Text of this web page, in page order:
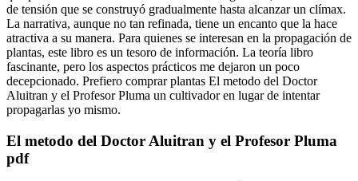
de tensión que se construyó gradualmente hasta alcanzar un clímax.
La narrativa, aunque no tan refinada, tiene un encanto que la hace
atractiva a su manera. Para quienes se interesan en la propagación de
plantas, este libro es un tesoro de información. La teoría libro
fascinante, pero los aspectos prácticos me dejaron un poco
decepcionado. Prefiero comprar plantas El metodo del Doctor
Aluitran y el Profesor Pluma un cultivador en lugar de intentar
propagarlas yo mismo.
El metodo del Doctor Aluitran y el Profesor Pluma
pdf